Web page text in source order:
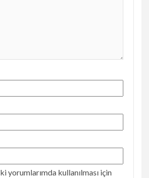
yorumlarımda kullanılması için